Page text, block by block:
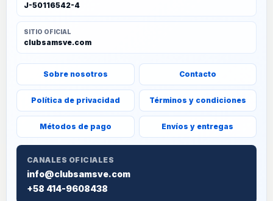
J-50116542-4
SITIO OFICIAL
clubsamsve.com
Sobre nosotros Contacto
Política de privacidad Términos y condiciones
Métodos de pago Envíos y entregas
CANALES OFICIALES
info@clubsamsve.com
+58 414-9608438